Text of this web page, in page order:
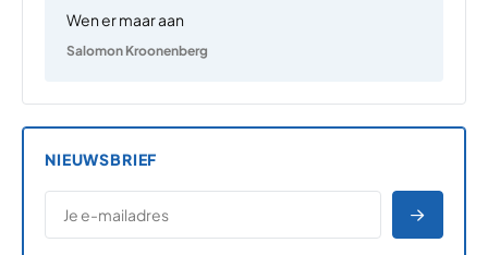
Wen er maar aan
Salomon Kroonenberg
NIEUWSBRIEF
E-MAILADRES
*